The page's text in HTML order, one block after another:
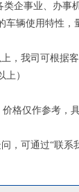
企事业、办
辆使用特性，
，我司可根据
）
格仅作参考，
，可通过“联系